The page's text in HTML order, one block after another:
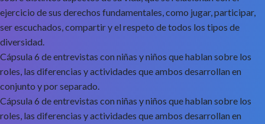
ejercicio de sus derechos fundamentales, como jugar, participar,
ser escuchados, compartir y el respeto de todos los tipos de
diversidad.
Cápsula 6 de entrevistas con niñas y niños que hablan sobre los
roles, las diferencias y actividades que ambos desarrollan en
conjunto y por separado.
Cápsula 6 de entrevistas con niñas y niños que hablan sobre los
roles, las diferencias y actividades que ambos desarrollan en